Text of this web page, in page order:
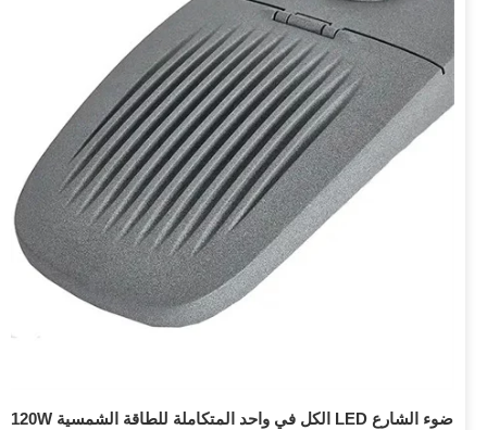
120W الكل في واحد المتكاملة للطاقة الشمسية LED ضوء الشارع